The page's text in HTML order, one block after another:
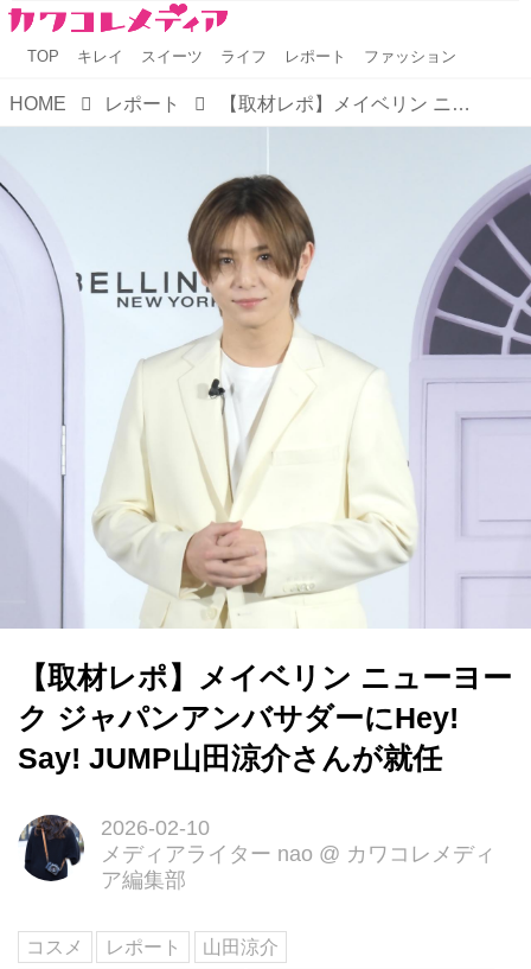
TOP キレイ スイーツ ライフ レポート ファッション
HOME レポート 【取材レポ】メイベリン ニューヨーク ジャパンアンバサダーにHey! Say! JUMP山田涼介さんが就任
【取材レポ】メイベリン ニューヨー
ク ジャパンアンバサダーにHey!
Say! JUMP山田涼介さんが就任
2026-02-10
メディアライター nao @ カワコレメディ
ア編集部
コスメ レポート
山田涼介